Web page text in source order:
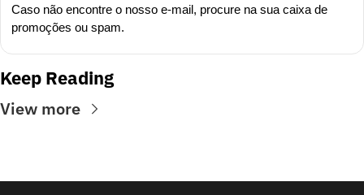
Caso não encontre o nosso e-mail, procure na sua caixa de
promoções ou spam.
Keep Reading
View more